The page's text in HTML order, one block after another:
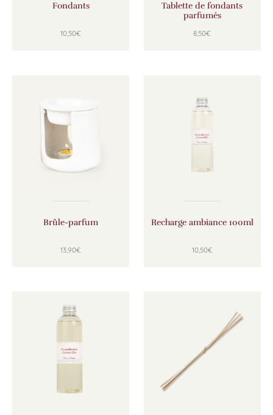
Fondants
10,50€
Tablette de fondants
parfumés
8,50€
Brûle-parfum
13,90€
Recharge ambiance 100ml
10,50€